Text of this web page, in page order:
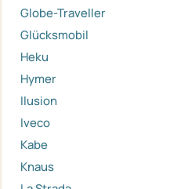
Globe-Traveller
Glücksmobil
Heku
Hymer
Ilusion
Iveco
Kabe
Knaus